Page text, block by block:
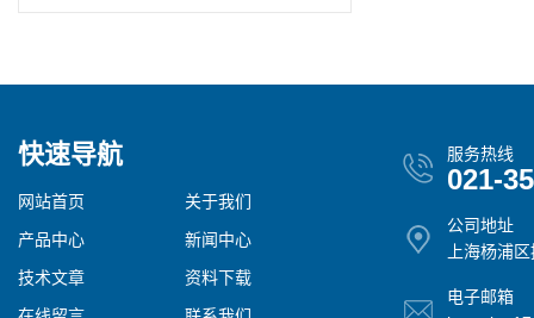
快速导航
网站首页
关于我们
产品中心
新闻中心
技术文章
资料下载
服务热线
021-
公司地址
上海杨浦
电子邮箱